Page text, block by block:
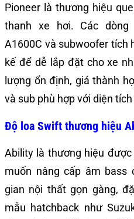
Pioneer là thương hiệu
thanh xe hơi. Các dòng
A1600C và subwoofer tích
kế để dễ lắp đặt cho xe
lượng ổn định, giá thành
và sub phù hợp với diện
Độ loa Swift thương hiệu
Ability là thương hiệu
muốn nâng cấp âm bass
gian nội thất gọn gàng,
mẫu hatchback như